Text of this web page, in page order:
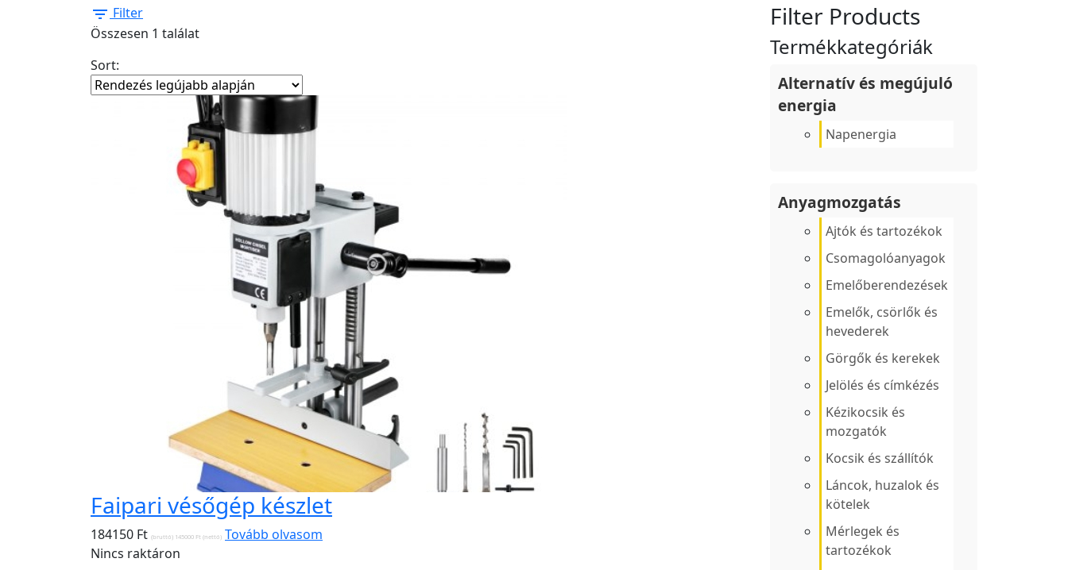
Filter
Összesen 1 találat
Sort:
Faipari vésőgép készlet
184150 Ft (bruttó) 145000 Ft (nettó) Tovább olvasom
Nincs raktáron
Filter Products
Termékkategóriák
Alternatív és megújuló
energia
Napenergia
Anyagmozgatás
Ajtók és tartozékok
Csomagolóanyagok
Emelőberendezések
Emelők, csörlők és
hevederek
Görgők és kerekek
Jelölés és címkézés
Kézikocsik és
mozgatók
Kocsik és szállítók
Láncok, huzalok és
kötelek
Mérlegek és
tartozékok